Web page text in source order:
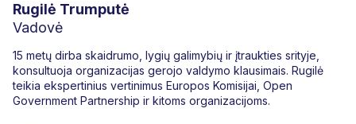
Rugilė Trumputė
Vadovė
15 metų dirba skaidrumo, lygių galimybių ir įtraukties srityje,
konsultuoja organizacijas gerojo valdymo klausimais. Rugilė
teikia ekspertinius vertinimus Europos Komisijai, Open
Government Partnership ir kitoms organizacijoms.